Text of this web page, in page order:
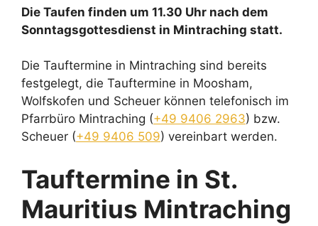
Die Taufen finden um 11.30 Uhr nach dem
Sonntagsgottesdienst in Mintraching statt.
Die Tauftermine in Mintraching sind bereits
festgelegt, die Tauftermine in Moosham,
Wolfskofen und Scheuer können telefonisch im
Pfarrbüro Mintraching (+49 9406 2963) bzw.
Scheuer (+49 9406 509) vereinbart werden.
Tauftermine in St.
Mauritius Mintraching